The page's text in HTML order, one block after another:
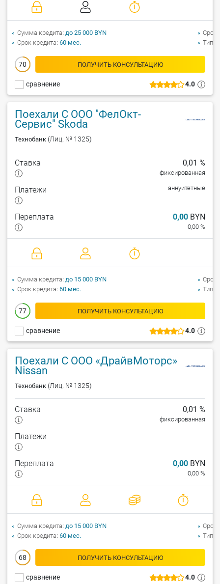
4.0
сравнение
70 ПОЛУЧИТЬ КОНСУЛЬТАЦИЮ
Сумма кредита до 25 000 BYN
Срок кредита 60 мес.
Срок
Тип
Поехали С ООО "ФелОкт-
Сервис" Skoda
Технобанк (Лиц. № 1325)
4.0
сравнение
Ставка 0,01 %
фиксированная
Платежи аннуитетные
Переплата 0,00 BYN
0,00 %
77 ПОЛУЧИТЬ КОНСУЛЬТАЦИЮ
Сумма кредита до 15 000 BYN
Срок кредита 60 мес.
Срок
Тип
Поехали С ООО «ДрайвМоторс»
Nissan
Технобанк (Лиц. № 1325)
4.0
сравнение
Ставка 0,01 %
фиксированная
Платежи
Переплата 0,00 BYN
0,00 %
68 ПОЛУЧИТЬ КОНСУЛЬТАЦИЮ
Сумма кредита до 15 000 BYN
Срок кредита 60 мес.
Срок
Тип